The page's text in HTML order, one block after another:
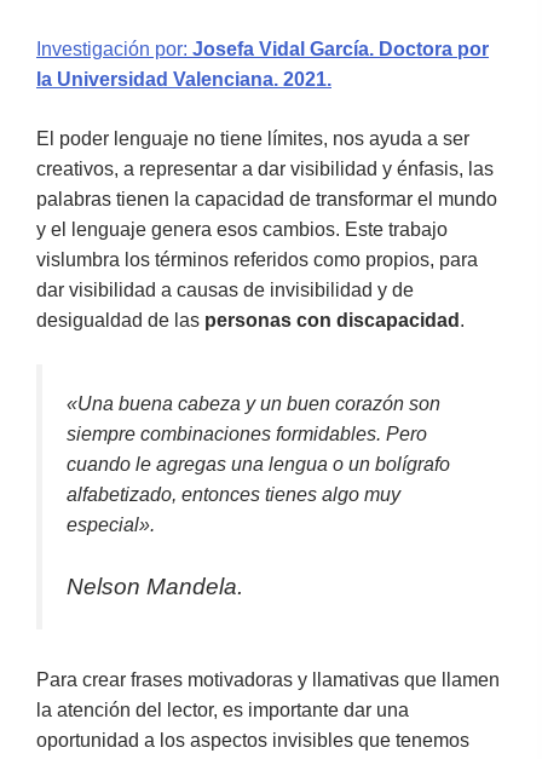
Investigación por: Josefa Vidal García. Doctora por
la Universidad Valenciana. 2021.
El poder lenguaje no tiene límites, nos ayuda a ser
creativos, a representar a dar visibilidad y énfasis, las
palabras tienen la capacidad de transformar el mundo
y el lenguaje genera esos cambios. Este trabajo
vislumbra los términos referidos como propios, para
dar visibilidad a causas de invisibilidad y de
desigualdad de las personas con discapacidad .
«Una buena cabeza y un buen corazón son
siempre combinaciones formidables. Pero
cuando le agregas una lengua o un bolígrafo
alfabetizado, entonces tienes algo muy
especial».
Nelson Mandela.
Para crear frases motivadoras y llamativas que llamen
la atención del lector, es importante dar una
oportunidad a los aspectos invisibles que tenemos